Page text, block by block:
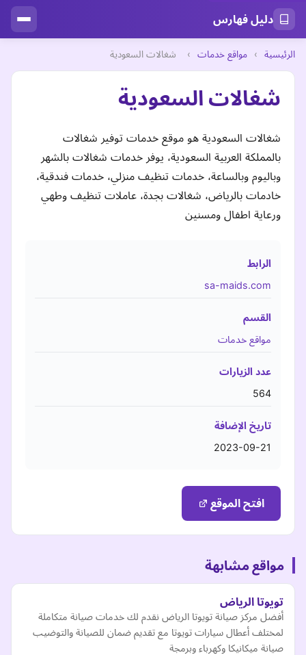
دليل فهارس
الرئيسية › مواقع خدمات › شغالات السعودية
شغالات السعودية
شغالات السعودية هو موقع خدمات توفير شغالات
بالمملكة العربية السعودية، يوفر خدمات شغالات بالشهر
وباليوم وبالساعة، خدمات تنظيف منزلي، خدمات فندقية،
خادمات بالرياض، شغالات بجدة، عاملات تنظيف وطهي
ورعاية اطفال ومسنين
الرابط
sa-maids.com
القسم
مواقع خدمات
عدد الزيارات
564
تاريخ الإضافة
2023-09-21
افتح الموقع
مواقع مشابهة
تويوتا الرياض
أفضل مركز صيانة تويوتا الرياض نقدم لك خدمات صيانة متكاملة
لمختلف أعطال سيارات تويوتا مع تقديم ضمان للصيانة والتوضيب
صيانة ميكانيكا وكهرباء وبرمجة